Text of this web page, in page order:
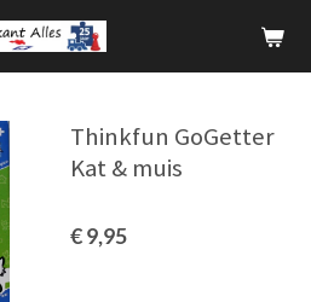
Thinkfun GoGetter
Kat & muis
€ 9,95